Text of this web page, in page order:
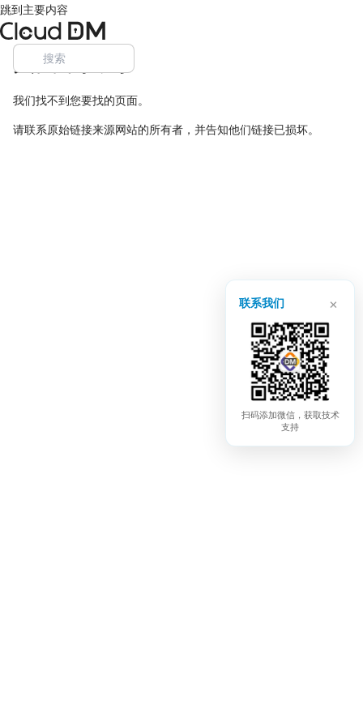
跳到主要内容
页面未找到
我们找不到您要找的页面。
请联系原始链接来源网站的所有者，并告知他们链接已损坏。
联系我们 ×
扫码添加微信，获取技术
支持